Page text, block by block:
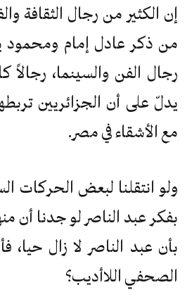
إن الكثير من رجال الثقافة
من ذكر عادل إمام ومحمود
رجال الفن والسينما، رجالاً
يدلّ على أن الجزائريين
مع الأشقاء في مصر.
ولو انتقلنا لبعض الحركات
بفكر عبد الناصر لو جدنا أن
بأن عبد الناصر لا زال حيا،
الصحفي اللاأديب؟